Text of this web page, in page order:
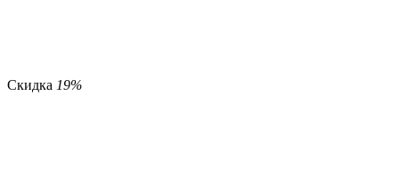
Скидка 19%